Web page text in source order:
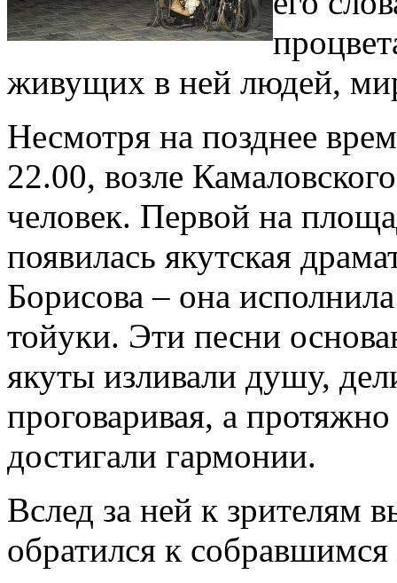
живущих в ней людей,
Несмотря на позднее
22.00, возле
человек. Первой на
появилась якутская
Борисова – она
тойуки. Эти песни
якуты изливали душу,
проговаривая, а
достигали гармонии.
Вслед за ней к
обратился к